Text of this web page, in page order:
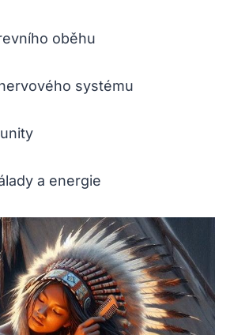
oběhu
systému
a energie